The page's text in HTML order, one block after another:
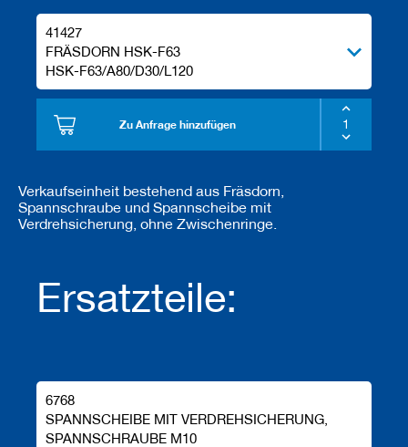
41427
FRÄSDORN HSK-F63
HSK-F63/A80/D30/L120
Zu Anfrage hinzufügen
Verkaufseinheit bestehend aus Fräsdorn,
Spannschraube und Spannscheibe mit
Verdrehsicherung, ohne Zwischenringe.
Ersatzteile:
6768
SPANNSCHEIBE MIT VERDREHSICHERUNG,
SPANNSCHRAUBE M10